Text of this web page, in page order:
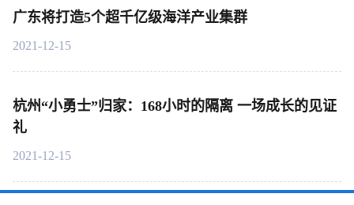
广东将打造5个超千亿级海洋产业集群
2021-12-15
杭州“小勇士”归家：168小时的隔离 一场成长的见证
礼
2021-12-15